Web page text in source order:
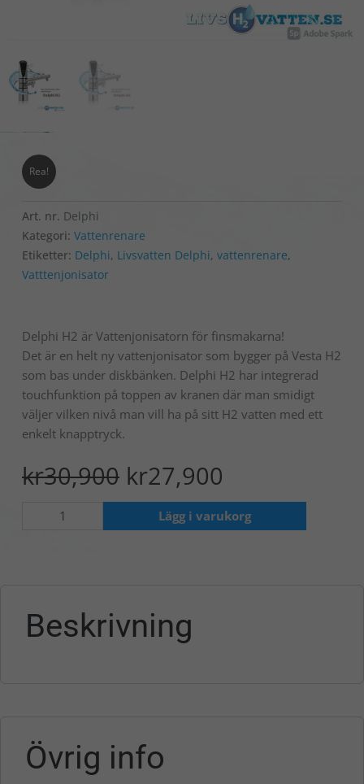
Rea!
Art. nr. Delphi
Kategori: Vattenrenare
Etiketter: Delphi, Livsvatten Delphi, vattenrenare,
Vatttenjonisator
Delphi H2 är Vattenjonisatorn för finsmakarna!
Det är en helt ny vattenjonisator som bygger på Vesta H2
som bas under diskbänken. Delphi H2 har integrerad
touchfunktion på toppen av kranen där man smidigt
väljer vilken nivå man vill ha på sitt H2 vatten med ett
enkelt knapptryck.
kr30,900 Original
price
was:
kr30,900.
kr27,900
price
is:
kr27,900.
Livsvatten
Lägg i varukorg
Beskrivning
Övrig info